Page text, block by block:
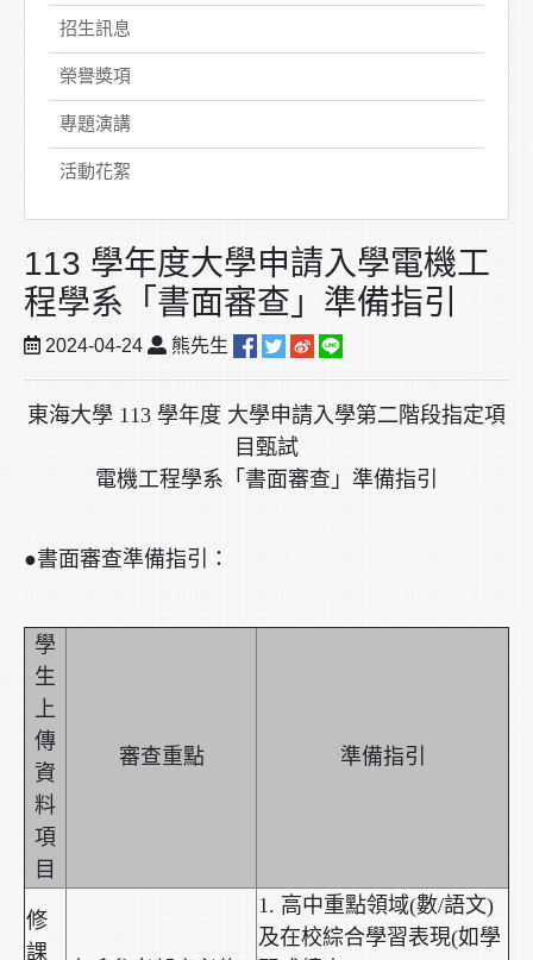
招生訊息
榮譽獎項
專題演講
活動花絮
113 學年度大學申請入學電機工
程學系「書面審查」準備指引
2024-04-24 熊先生
東海大學 113 學年度 大學申請入學第二階段指定項
目甄試
電機工程學系「書面審查」準備指引
●書面審查準備指引：
學
生
上
傳
資
料
項
目
審查重點 準備指引
修
課
1. 高中重點領域(數/語文)
及在校綜合學習表現(如學